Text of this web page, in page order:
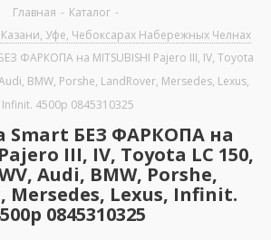
Главная - Каталог -
Казани, Уфе, Чебоксарах Набережных Челнах
ФАРКОПА на MITSUBISHI Pajero III, IV, Toyota
BMW, Porshe, LandRover, Mersedes, Lexus,
Infinit. 4500р 0845310325
Smart БЕЗ ФАРКОПА на
III, IV, Toyota LC 150,
Audi, BMW, Porshe,
Mersedes, Lexus, Infinit.
0845310325